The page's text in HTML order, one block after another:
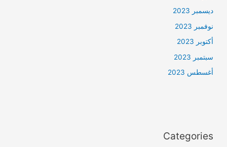
ديسمبر 2023
نوفمبر 2023
أكتوبر 2023
سبتمبر 2023
أغسطس 2023
Categories